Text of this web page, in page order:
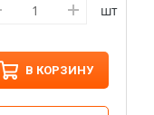
шт
В КОРЗИНУ